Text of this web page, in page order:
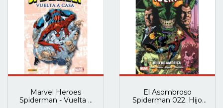
Marvel Heroes
Spiderman - Vuelta a
El Asombroso
Spiderman 022. Hijo